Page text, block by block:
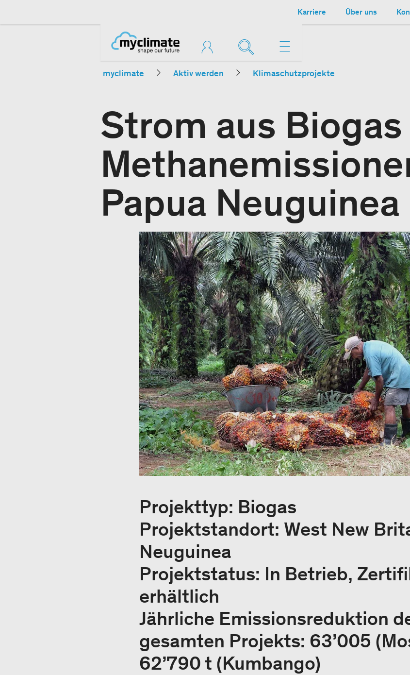
Karriere Über uns
myclimate Aktiv werden Klimaschutzprojekte
Strom aus
Papua Neuguinea
Projekttyp: Biogas
Projektstandort: West New
Neuguinea
Projektstatus: In Betrieb,
erhältlich
Jährliche Emissionsreduktion
gesamten Projekts: 63’005
62’790 t (Kumbango)